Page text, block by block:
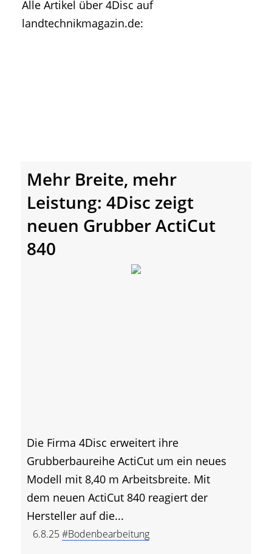
• Geschichte und Geschichten
• Messen und Veranstaltungen
Alle Artikel über 4Disc auf
landtechnikmagazin.de:
Mehr Breite, mehr
Leistung: 4Disc zeigt
neuen Grubber ActiCut
840
Die Firma 4Disc erweitert ihre
Grubberbaureihe ActiCut um ein neues
Modell mit 8,40 m Arbeitsbreite. Mit
dem neuen ActiCut 840 reagiert der
Hersteller auf die...
6.8.25#Bodenbearbeitung